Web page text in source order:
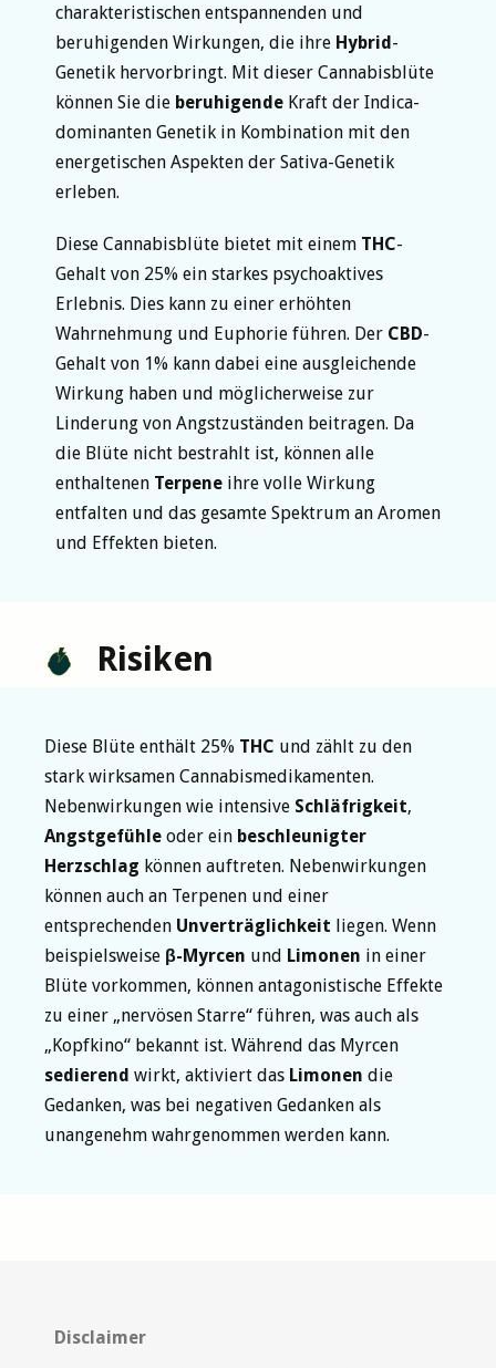
charakteristischen entspannenden und
beruhigenden Wirkungen, die ihre Hybrid-
Genetik hervorbringt. Mit dieser Cannabisblüte
können Sie die beruhigende Kraft der Indica-
dominanten Genetik in Kombination mit den
energetischen Aspekten der Sativa-Genetik
erleben.
Diese Cannabisblüte bietet mit einem THC-
Gehalt von 25% ein starkes psychoaktives
Erlebnis. Dies kann zu einer erhöhten
Wahrnehmung und Euphorie führen. Der CBD-
Gehalt von 1% kann dabei eine ausgleichende
Wirkung haben und möglicherweise zur
Linderung von Angstzuständen beitragen. Da
die Blüte nicht bestrahlt ist, können alle
enthaltenen Terpene ihre volle Wirkung
entfalten und das gesamte Spektrum an Aromen
und Effekten bieten.
Risiken
Diese Blüte enthält 25% THC und zählt zu den
stark wirksamen Cannabismedikamenten.
Nebenwirkungen wie intensive Schläfrigkeit,
Angstgefühle oder ein beschleunigter
Herzschlag können auftreten. Nebenwirkungen
können auch an Terpenen und einer
entsprechenden Unverträglichkeit liegen. Wenn
beispielsweise β-Myrcen und Limonen in einer
Blüte vorkommen, können antagonistische Effekte
zu einer „nervösen Starre“ führen, was auch als
„Kopfkino“ bekannt ist. Während das Myrcen
sedierend wirkt, aktiviert das Limonen die
Gedanken, was bei negativen Gedanken als
unangenehm wahrgenommen werden kann.
Disclaimer